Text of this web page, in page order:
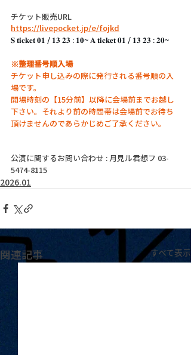
チケット販売URL
https://livepocket.jp/e/fojkd
𝐒 𝐭𝐢𝐜𝐤𝐞𝐭 𝟎𝟏 / 𝟏𝟑 𝟐𝟑 : 𝟏𝟎~ 𝐀 𝐭𝐢𝐜𝐤𝐞𝐭 𝟎𝟏 / 𝟏𝟑 𝟐𝟑 : 𝟐𝟎~
※整理番号順入場
チケット申し込みの際に発行される番号順の入
場です。
開場時刻の【15分前】以降に会場前までお越し
下さい。それより前の時間帯は会場前でお待ち
頂けませんのであらかじめご了承ください。
公演に関するお問い合わせ : 月見ル君想フ 03-
5474-8115
2026.01
関連記事 すべて表示